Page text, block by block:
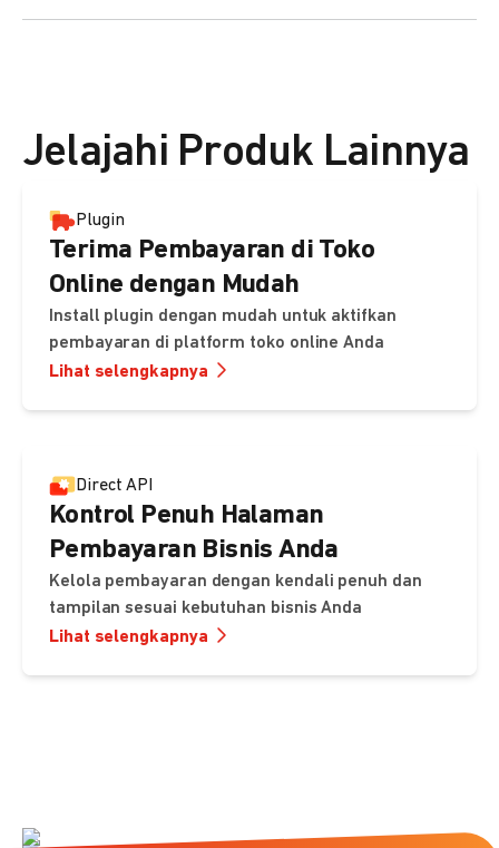
Jelajahi Produk Lainnya
Plugin
Terima Pembayaran di Toko
Online dengan Mudah
Install plugin dengan mudah untuk aktifkan
pembayaran di platform toko online Anda
Lihat selengkapnya
Direct API
Kontrol Penuh Halaman
Pembayaran Bisnis Anda
Kelola pembayaran dengan kendali penuh dan
tampilan sesuai kebutuhan bisnis Anda
Lihat selengkapnya